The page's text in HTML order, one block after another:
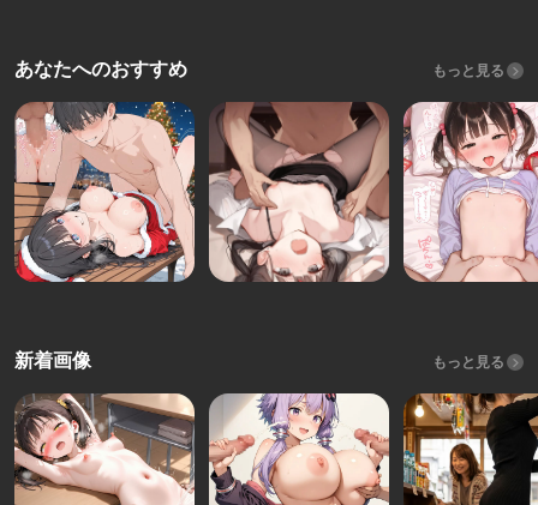
あなたへのおすすめ もっと見る
新着画像 もっと見る